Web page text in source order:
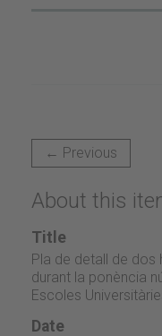
← Previous
About this
Title
Pla de detall de dos
durant la ponència
Escoles
Date